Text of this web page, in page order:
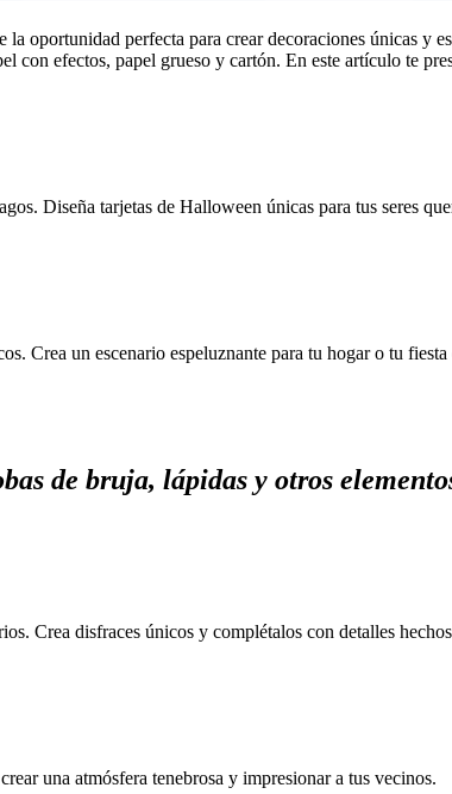
oportunidad perfecta para crear decoraciones únicas y
con efectos, papel grueso y cartón. En este artículo te
Diseña tarjetas de Halloween únicas para tus seres
Crea un escenario espeluznante para tu hogar o tu
de bruja, lápidas y otros
Crea disfraces únicos y complétalos con detalles
una atmósfera tenebrosa y impresionar a tus vecinos.